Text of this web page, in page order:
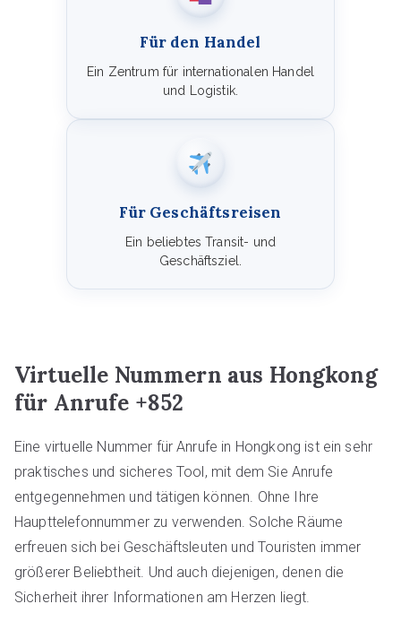
Für den Handel
Ein Zentrum für internationalen Handel
und Logistik.
Für Geschäftsreisen
Ein beliebtes Transit- und
Geschäftsziel.
Virtuelle Nummern aus Hongkong
für Anrufe +852
Eine virtuelle Nummer für Anrufe in Hongkong ist ein sehr
praktisches und sicheres Tool, mit dem Sie Anrufe
entgegennehmen und tätigen können. Ohne Ihre
Haupttelefonnummer zu verwenden. Solche Räume
erfreuen sich bei Geschäftsleuten und Touristen immer
größerer Beliebtheit. Und auch diejenigen, denen die
Sicherheit ihrer Informationen am Herzen liegt.